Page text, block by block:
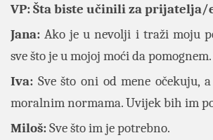
VP: Šta biste učinili za prijatelja/
Jana: Ako je u nevolji i traži moju
sve što je u mojoj moći da pomognem.
Iva: Sve što oni od mene očekuju,
moralnim normama. Uvijek bih im
Miloš: Sve što im je potrebno.